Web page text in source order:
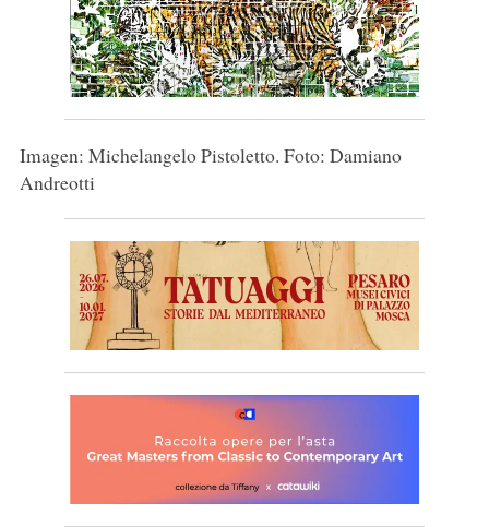
Imagen: Michelangelo Pistoletto. Foto: Damiano
Andreotti